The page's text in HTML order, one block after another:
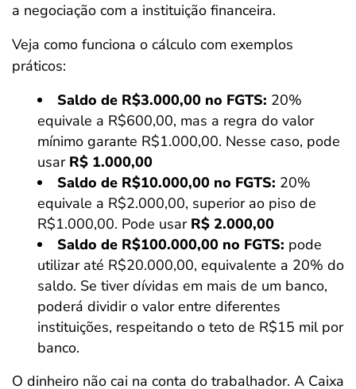
a negociação com a instituição financeira.
Veja como funciona o cálculo com exemplos
práticos:
Saldo de R$3.000,00 no FGTS: 20%
equivale a R$600,00, mas a regra do valor
mínimo garante R$1.000,00. Nesse caso, pode
usar R$ 1.000,00
Saldo de R$10.000,00 no FGTS: 20%
equivale a R$2.000,00, superior ao piso de
R$1.000,00. Pode usar R$ 2.000,00
Saldo de R$100.000,00 no FGTS: pode
utilizar até R$20.000,00, equivalente a 20% do
saldo. Se tiver dívidas em mais de um banco,
poderá dividir o valor entre diferentes
instituições, respeitando o teto de R$15 mil por
banco.
O dinheiro não cai na conta do trabalhador. A Caixa